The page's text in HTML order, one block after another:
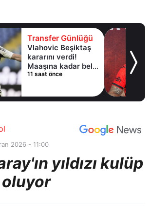
Transfer Günlüğü
Vlahovic Beşiktaş
kararını verdi!
Maaşına kadar belli
oldu
11 saat önce
2026 - 11:00
yıldızı kulüp